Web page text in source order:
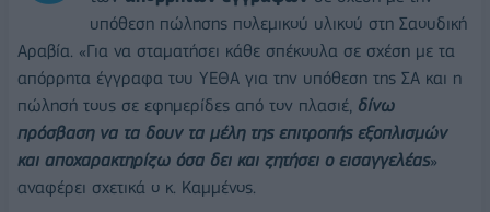
υπόθεση πώλησης πολεμικού υλικού στη Σαουδική
Αραβία. «Για να σταματήσει κάθε σπέκουλα σε σχέση με τα
απόρρητα έγγραφα του ΥΕΘΑ για την υπόθεση της ΣΑ και η
πώλησή τους σε εφημερίδες από τον πλασιέ, δίνω
πρόσβαση να τα δουν τα μέλη της επιτροπής εξοπλισμών
και αποχαρακτηρίζω όσα δει και ζητήσει ο εισαγγελέας»
αναφέρει σχετικά ο κ. Καμμένος.